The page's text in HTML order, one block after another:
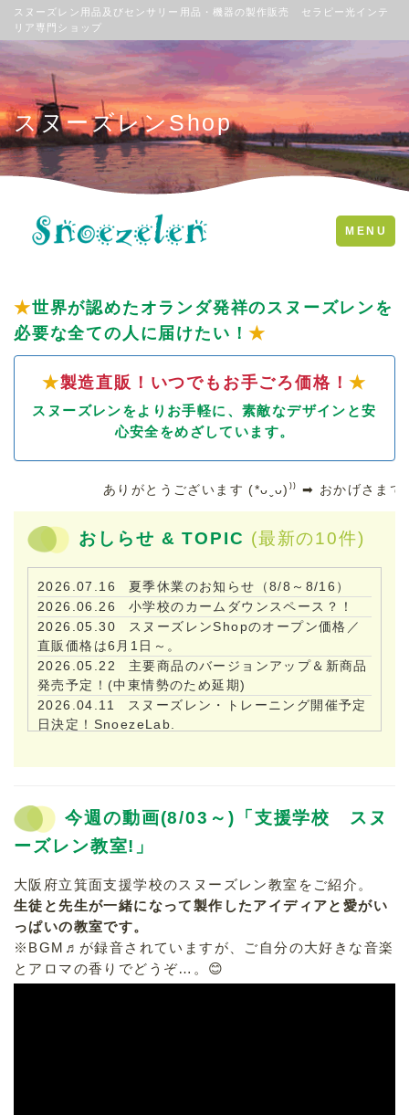
スヌーズレン用品及びセンサリー用品・機器の製作販売 セラピー光インテ
リア専門ショップ
スヌーズレンShop
Toggle
navigation
MENU
★世界が認めたオランダ発祥のスヌーズレンを
必要な全ての人に届けたい！★
★製造直販！いつでもお手ごろ価格！★
スヌーズレンをよりお手軽に、素敵なデザインと安
心安全をめざしています。
ありがとうございます (*ᴗˬᴗ)⁾⁾ ➡ おかげさまで全国1,000ヵ
おしらせ & TOPIC (最新の10件)
2026.07.16
夏季休業のお知らせ（8/8～8/16）
2026.06.26
小学校のカームダウンスペース？！
2026.05.30
スヌーズレンShopのオープン価格／
直販価格は6月1日～。
2026.05.22
主要商品のバージョンアップ＆新商品
発売予定！(中東情勢のため延期)
2026.04.11
スヌーズレン・トレーニング開催予定
日決定！SnoezeLab.
2026.02.23
感覚過敏研究所・3/22~(東京) NEW
2025.12.28
ーションルーム！」
2025.12.10
青森県八戸市で震度６強‼お客さん大
2025.12.08
年末年始休業のお知らせ 12/27(土)
〜 01/04(日)
今週の動画(8/03～)「支援学校 スヌ
ーズレン教室!」
大阪府立箕面支援学校のスヌーズレン教室をご紹介。
生徒と先生が一緒になって製作したアイディアと愛がい
っぱいの教室です。
※BGM♬が録音されていますが、ご自分の大好きな音楽
とアロマの香りでどうぞ…。😊